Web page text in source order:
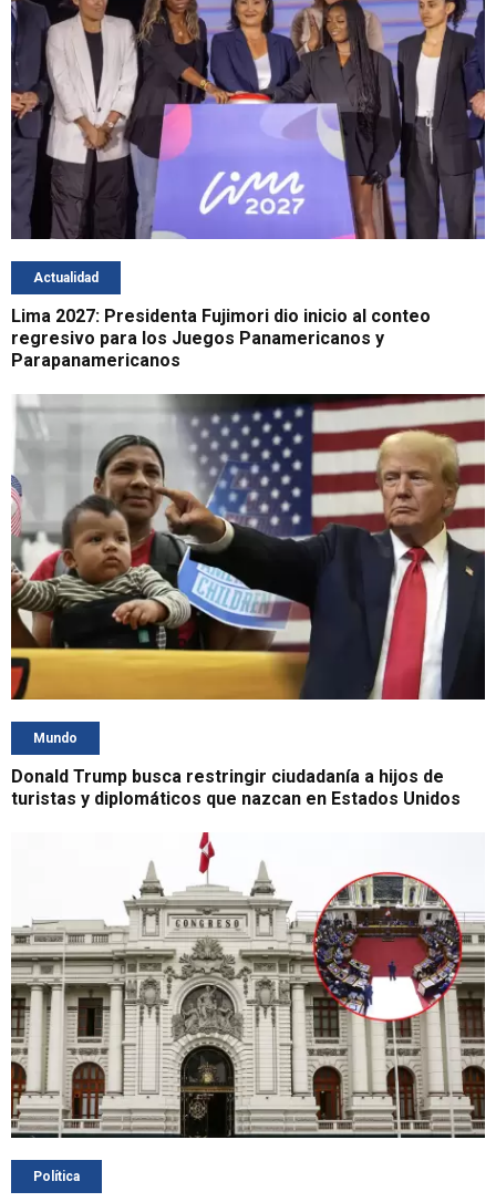
Actualidad
Lima 2027: Presidenta Fujimori dio inicio al conteo
regresivo para los Juegos Panamericanos y
Parapanamericanos
Mundo
Donald Trump busca restringir ciudadanía a hijos de
turistas y diplomáticos que nazcan en Estados Unidos
Política